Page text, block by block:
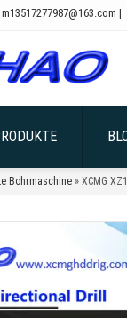
m13517277987@163.com |
Bohrmaschine» XCMG